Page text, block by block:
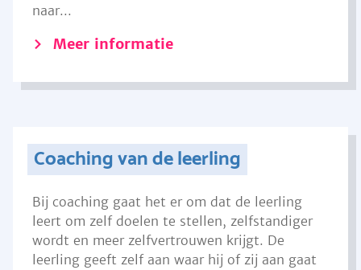
naar...
Meer informatie
Coaching van de leerling
Bij coaching gaat het er om dat de leerling
leert om zelf doelen te stellen, zelfstandiger
wordt en meer zelfvertrouwen krijgt. De
leerling geeft zelf aan waar hij of zij aan gaat